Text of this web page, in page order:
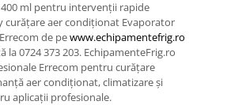
ml pentru intervenții rapide
curățare aer condiționat Evaporator
de pewww.echipamentefrig.ro
la 0724 373 203. EchipamenteFrig.ro
Errecom pentru curățare
aer condiționat, climatizare și
aplicații profesionale.